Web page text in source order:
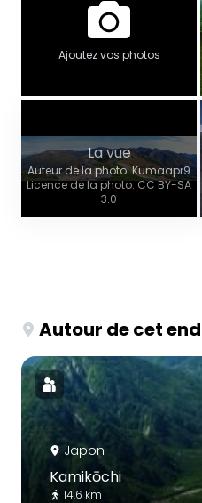
Ajoutez vos photos
La vue
Auteur de la photo: Kumaapr9
Licence de la photo: CC BY-SA
3.0
Autour de cet
Japon
Kamikōchi
14.6 km